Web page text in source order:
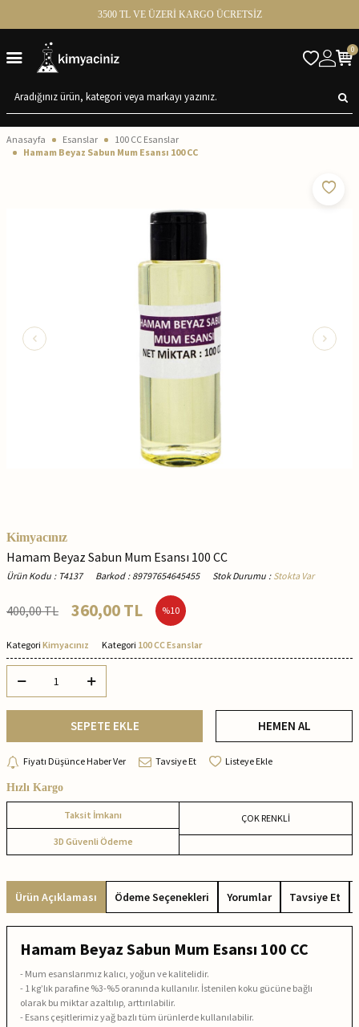
3500 TL VE ÜZERİ KARGO ÜCRETSİZ
0
Anasayfa Esanslar
100 CC Esanslar
Hamam Beyaz Sabun Mum Esansı 100 CC
Kimyacınız
Hamam Beyaz Sabun Mum Esansı 100 CC
Ürün Kodu : T4137 Barkod : 89797654645455 Stok Durumu : Stokta Var
400,00TL 360,00TL %10
Kategori Kimyacınız Kategori 100 CC Esanslar
SEPETE EKLE HEMEN AL
Fiyatı Düşünce Haber Ver Tavsiye Et Listeye Ekle
Hızlı Kargo
Taksit İmkanı
3D Güvenli Ödeme
ÇOK RENKLİ
Ürün Açıklaması Ödeme Seçenekleri Yorumlar Tavsiye Et
Hamam Beyaz Sabun Mum Esansı 100 CC
- Mum esanslarımız kalıcı, yoğun ve kalitelidir.
- 1 kg’lık parafine %3-%5 oranında kullanılır. İstenilen koku gücüne bağlı
olarak bu miktar azaltılıp, arttırılabilir.
- Esans çeşitlerimiz yağ bazlı tüm ürünlerde kullanılabilir.